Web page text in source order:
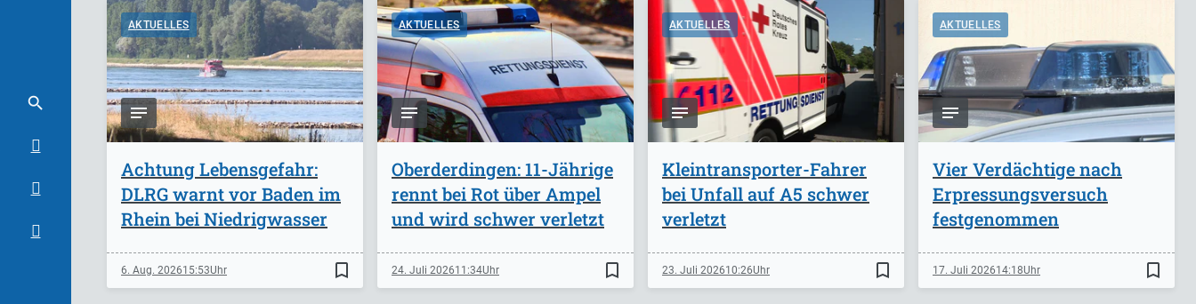
AKTUELLES
Achtung Lebensgefahr:
DLRG warnt vor Baden im
Rhein bei Niedrigwasser
6. Aug. 202615:53 bookmark_border
AKTUELLES
Oberderdingen: 11-Jährige
rennt bei Rot über Ampel
und wird schwer verletzt
24. Juli 202611:34 bookmark_border
AKTUELLES
Kleintransporter-Fahrer
bei Unfall auf A5 schwer
verletzt
23. Juli 202610:26 bookmark_border
AKTUELLES
Vier Verdächtige nach
Erpressungsversuch
festgenommen
17. Juli 202614:18 bookmark_border